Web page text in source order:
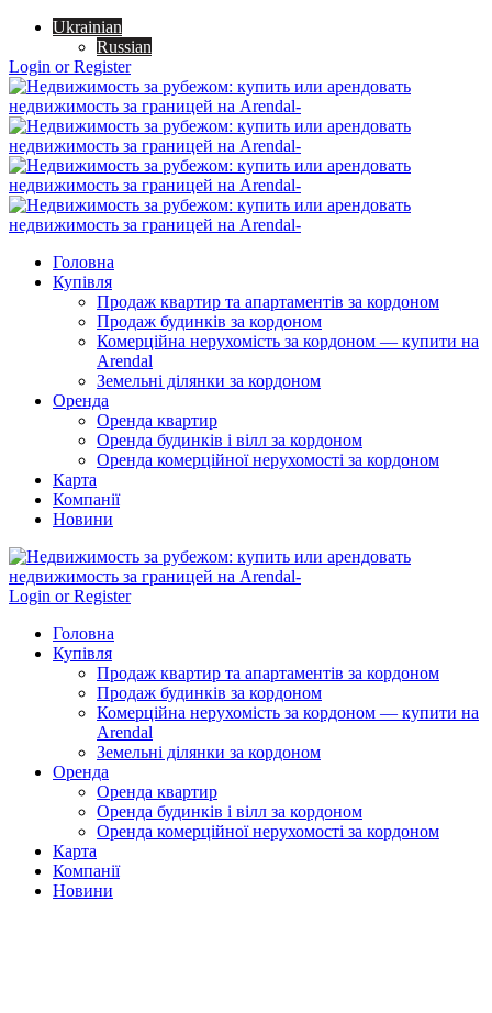
Ukrainian
Russian
Login or Register
Головна
Купівля
Продаж квартир та апартаментів за кордоном
Продаж будинків за кордоном
Комерційна нерухомість за кордоном — купити на
Arendal
Земельні ділянки за кордоном
Оренда
Оренда квартир
Оренда будинків і вілл за кордоном
Оренда комерційної нерухомості за кордоном
Карта
Компанії
Новини
Login or Register
Головна
Купівля
Продаж квартир та апартаментів за кордоном
Продаж будинків за кордоном
Комерційна нерухомість за кордоном — купити на
Arendal
Земельні ділянки за кордоном
Оренда
Оренда квартир
Оренда будинків і вілл за кордоном
Оренда комерційної нерухомості за кордоном
Карта
Компанії
Новини